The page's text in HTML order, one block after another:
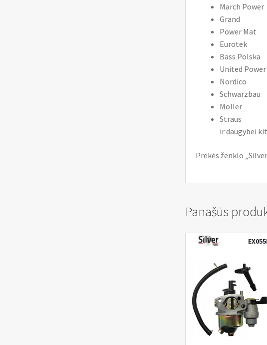
March Power
Grand
Power Mat
Eurotek
Bass Polska
United Power
Nordico
Schwarzbau
Moller
Straus
ir daugybei
Prekės ženklo
Panašūs